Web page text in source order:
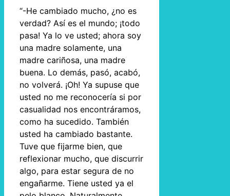
“-He cambiado mucho, ¿no es
verdad? Así es el mundo; ¡todo
pasa! Ya lo ve usted; ahora soy
una madre solamente, una
madre cariñosa, una madre
buena. Lo demás, pasó, acabó,
no volverá. ¡Oh! Ya supuse que
usted no me reconocería si por
casualidad nos encontráramos,
como ha sucedido. También
usted ha cambiado bastante.
Tuve que fijarme bien, que
reflexionar mucho, que discurrir
algo, para estar segura de no
engañarme. Tiene usted ya el